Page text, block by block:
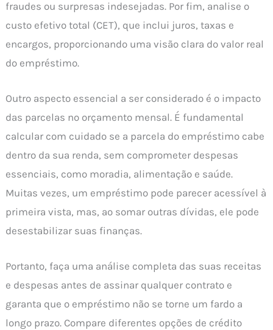
fraudes ou surpresas indesejadas. Por fim, analise o
custo efetivo total (CET), que inclui juros, taxas e
encargos, proporcionando uma visão clara do valor real
do empréstimo.
Outro aspecto essencial a ser considerado é o impacto
das parcelas no orçamento mensal. É fundamental
calcular com cuidado se a parcela do empréstimo cabe
dentro da sua renda, sem comprometer despesas
essenciais, como moradia, alimentação e saúde.
Muitas vezes, um empréstimo pode parecer acessível à
primeira vista, mas, ao somar outras dívidas, ele pode
desestabilizar suas finanças.
Portanto, faça uma análise completa das suas receitas
e despesas antes de assinar qualquer contrato e
garanta que o empréstimo não se torne um fardo a
longo prazo. Compare diferentes opções de crédito